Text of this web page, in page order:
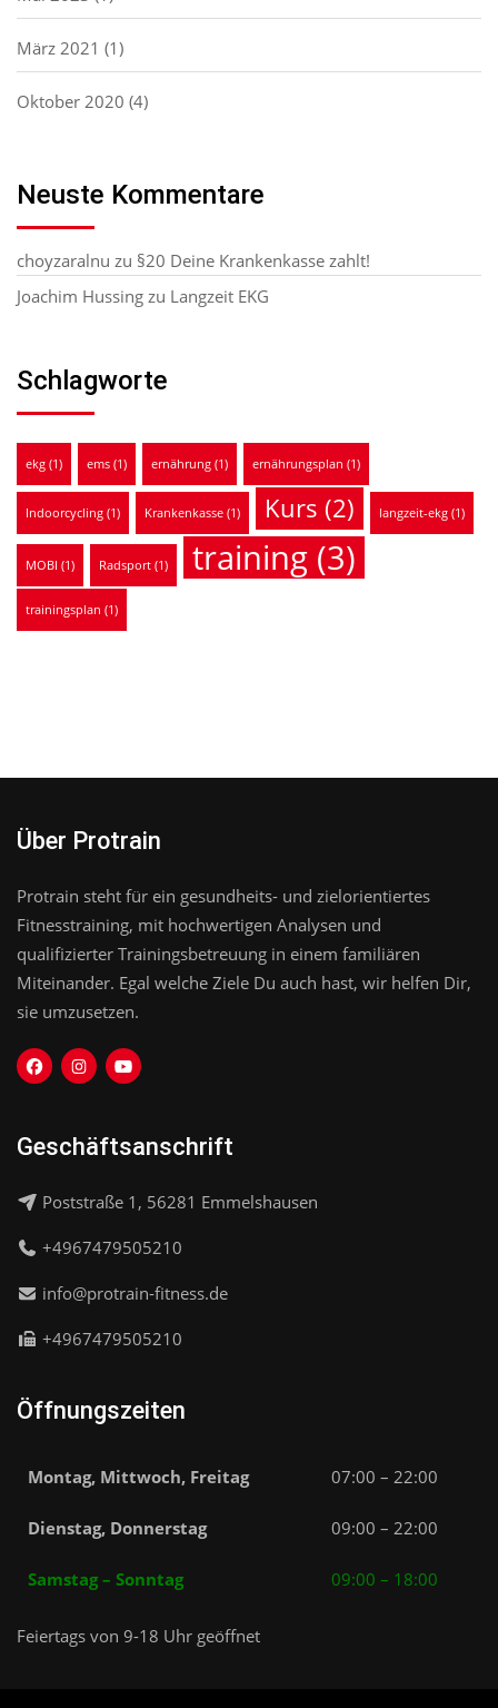
März 2021 (1)
Oktober 2020 (4)
Neuste Kommentare
choyzaralnu zu §20 Deine Krankenkasse zahlt!
Joachim Hussing zu Langzeit EKG
Schlagworte
ekg (1) ems (1) ernährung (1) ernährungsplan (1)
Indoorcycling (1) Krankenkasse (1) Kurs (2) langzeit-ekg (1)
MOBI (1) Radsport (1) training (3)
trainingsplan (1)
Über Protrain
Protrain steht für ein gesundheits- und zielorientiertes
Fitnesstraining, mit hochwertigen Analysen und
qualifizierter Trainingsbetreuung in einem familiären
Miteinander. Egal welche Ziele Du auch hast, wir helfen Dir,
sie umzusetzen.
Geschäftsanschrift
Poststraße 1, 56281 Emmelshausen
+4967479505210
info@protrain-fitness.de
+4967479505210
Öffnungszeiten
Montag, Mittwoch, Freitag 07:00 – 22:00
Dienstag, Donnerstag 09:00 – 22:00
Samstag – Sonntag 09:00 – 18:00
Feiertags von 9-18 Uhr geöffnet